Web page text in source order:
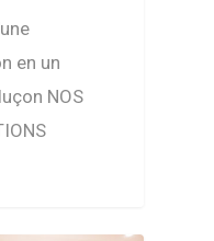
en un
NOS